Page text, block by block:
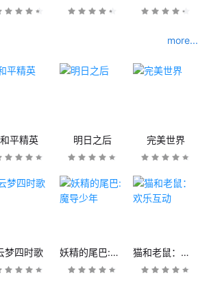
more...
和平精英 明日之后 完美世界
梦四时歌 妖精的尾巴:魔导少年 猫和老鼠：欢乐互动